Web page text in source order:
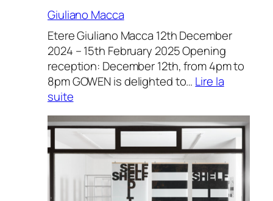
Giuliano Macca
Etere Giuliano Macca 12th December
2024 – 15th February 2025 Opening
reception: December 12th, from 4pm to
8pm GOWEN is delighted to… Lire la
suite:
Macca